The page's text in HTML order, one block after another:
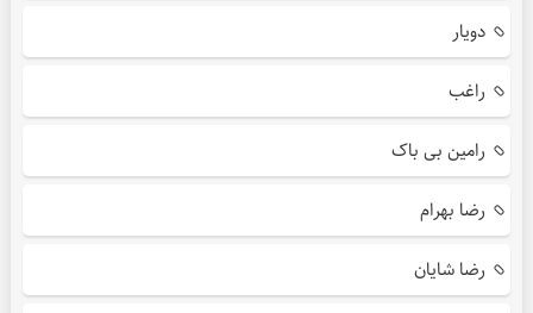
دویار
راغب
رامین بی باک
رضا بهرام
رضا شایان